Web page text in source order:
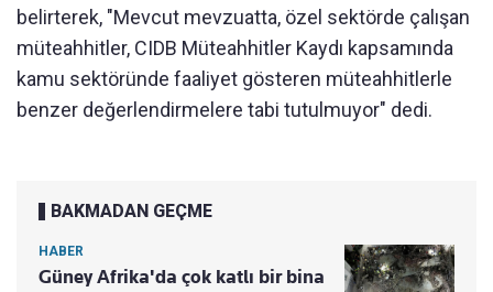
belirterek, "Mevcut mevzuatta, özel sektörde çalışan
müteahhitler, CIDB Müteahhitler Kaydı kapsamında
kamu sektöründe faaliyet gösteren müteahhitlerle
benzer değerlendirmelere tabi tutulmuyor" dedi.
BAKMADAN GEÇME
HABER
Güney Afrika'da çok katlı bir bina